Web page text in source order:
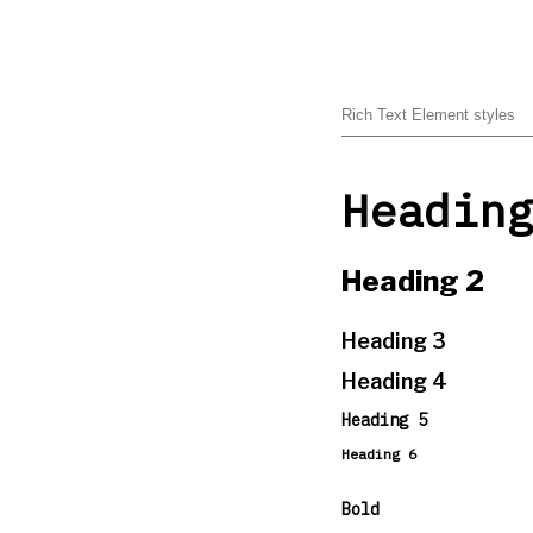
Rich Text Element styles
Heading 2
Heading 3
Heading 4
Heading 5
Heading 6
Bold